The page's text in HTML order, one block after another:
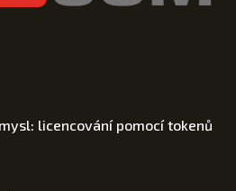
licencování pomocí tokenů